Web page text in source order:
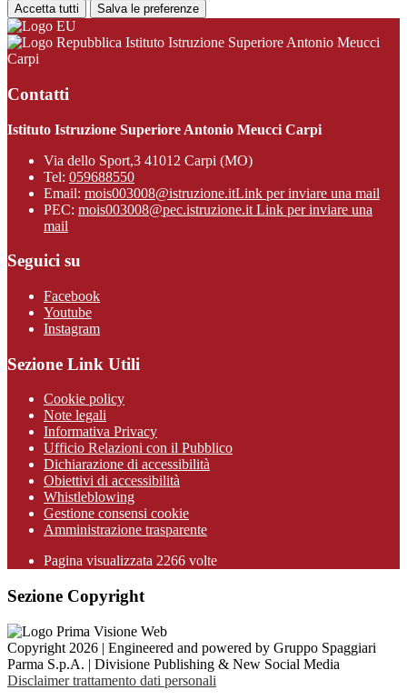
Accetta tutti Salva le preferenze
Istituto Istruzione Superiore Antonio Meucci
Carpi
Contatti
Istituto Istruzione Superiore Antonio Meucci Carpi
Via dello Sport,3 41012 Carpi (MO)
Tel: 059688550
Email: mois003008@istruzione.itLink per inviare una mail
PEC: mois003008@pec.istruzione.it Link per inviare una
mail
Seguici su
Facebook
Youtube
Instagram
Sezione Link Utili
Cookie policy
Note legali
Informativa Privacy
Ufficio Relazioni con il Pubblico
Dichiarazione di accessibilità
Obiettivi di accessibilità
Whistleblowing
Gestione consensi cookie
Amministrazione trasparente
Pagina visualizzata 2266 volte
Sezione Copyright
Copyright 2026 | Engineered and powered by Gruppo Spaggiari
Parma S.p.A. | Divisione Publishing & New Social Media
Disclaimer trattamento dati personali